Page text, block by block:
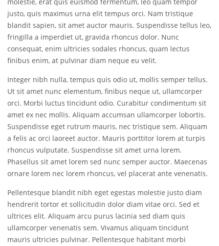
justo, quis maximus urna elit tempus orci. Nam tristique
blandit sapien, sit amet auctor mauris. Suspendisse tellus leo,
fringilla a imperdiet ut, gravida rhoncus dolor. Nunc
consequat, enim ultricies sodales rhoncus, quam lectus
finibus enim, at pulvinar diam neque eu velit.
Integer nibh nulla, tempus quis odio ut, mollis semper tellus.
Ut sit amet nunc elementum, finibus neque ut, ullamcorper
orci. Morbi luctus tincidunt odio. Curabitur condimentum sit
amet ex nec mollis. Aliquam accumsan ullamcorper lobortis.
Suspendisse eget rutrum mauris, nec tristique sem. Aliquam
a felis ac orci laoreet auctor. Mauris porttitor lorem at turpis
rhoncus vulputate. Suspendisse sit amet urna lorem.
Phasellus sit amet lorem sed nunc semper auctor. Maecenas
ornare lorem nec lorem rhoncus, vel placerat ante venenatis.
Pellentesque blandit nibh eget egestas molestie justo diam
hendrerit tortor et sollicitudin dolor diam vitae orci. Sed et
ultrices elit. Aliquam arcu purus lacinia sed diam quis
ullamcorper venenatis sem. Vivamus aliquam tincidunt
mauris ultricies pulvinar. Pellentesque habitant morbi